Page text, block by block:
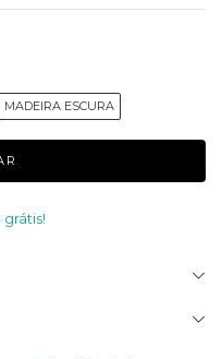
MADEIRA ESCURA